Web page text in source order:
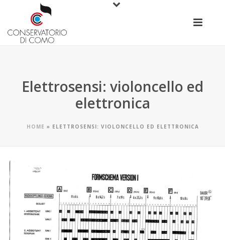
Elettrosensi: violoncello ed
elettronica
HOME » ELETTROSENSI: VIOLONCELLO ED ELETTRONICA